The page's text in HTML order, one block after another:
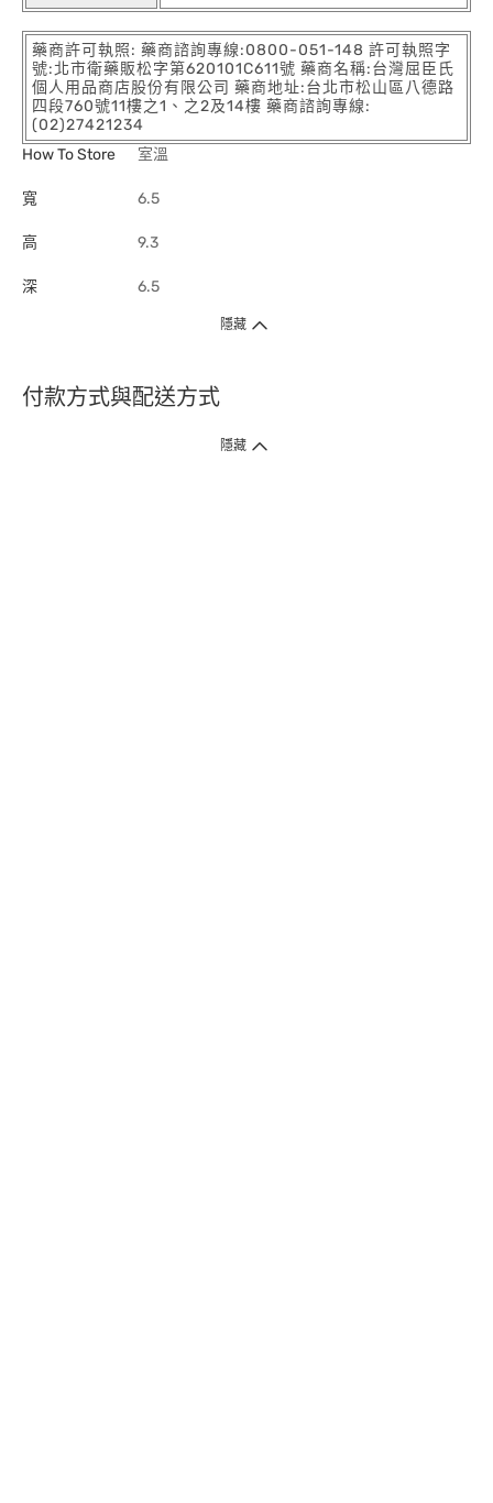
藥商許可執照: 藥商諮詢專線:0800-051-148 許可執照字
號:北市衛藥販松字第620101C611號 藥商名稱:台灣屈臣氏
個人用品商店股份有限公司 藥商地址:台北市松山區八德路
四段760號11樓之1、之2及14樓 藥商諮詢專線:
(02)27421234
How To Store
室溫
寬 6.5
高 9.3
深 6.5
隱藏
付款方式與配送方式
隱藏